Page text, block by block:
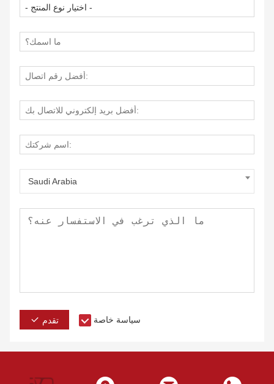
Saudi Arabia
تقدم سياسة خاصة